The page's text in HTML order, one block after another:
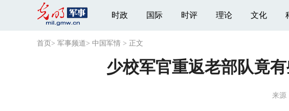
时政 国际 时评 理论 文化
首页 > 军事频道> 中国军情 > 正文
少校军官重返老部队竟
来源